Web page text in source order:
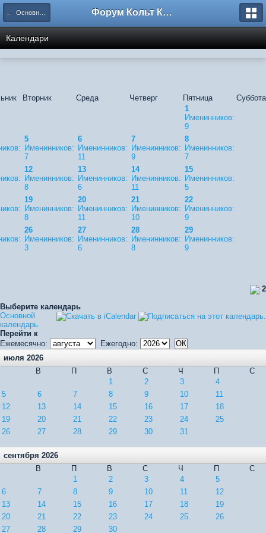
← Основной календарь Форум Кольт Клуб
Календари
Вторник Среда Четверг Пятница
Суббота
1
Именинников:
9
5
Именинников:
7
6
Именинников:
11
7
Именинников:
9
8
Именинников:
7
12
Именинников:
8
13
Именинников:
6
14
Именинников:
11
15
Именинников:
5
19
Именинников:
8
20
Именинников:
11
21
Именинников:
10
22
Именинников:
9
26
Именинников:
3
27
Именинников:
6
28
Именинников:
8
29
Именинников:
9
2
Выберите календарь
Основной
календарь
Перейти к
Ежемесячно:
Ежегодно:
июля 2026
В
П В С Ч П
С
1
2 3
4
5
6 7 8 9 10
11
12
13 14 15 16 17
18
19
20 21 22 23 24
25
26
27 28 29 30 31
сентября 2026
В
П В С Ч П
С
1
2 3 4
5
6
7 8 9 10 11
12
13
14 15 16 17 18
19
20
21 22 23 24 25
26
27
28 29 30